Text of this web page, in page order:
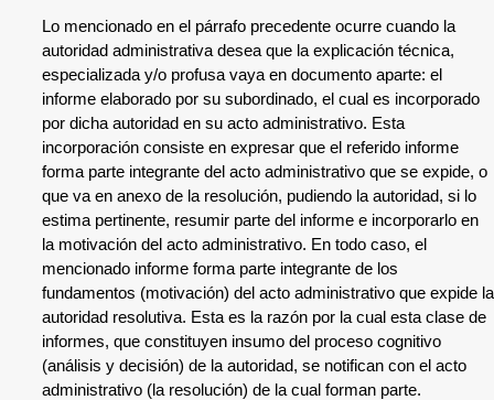
Lo mencionado en el párrafo precedente ocurre cuando la
autoridad administrativa desea que la explicación técnica,
especializada y/o profusa vaya en documento aparte: el
informe elaborado por su subordinado, el cual es incorporado
por dicha autoridad en su acto administrativo. Esta
incorporación consiste en expresar que el referido informe
forma parte integrante del acto administrativo que se expide, o
que va en anexo de la resolución, pudiendo la autoridad, si lo
estima pertinente, resumir parte del informe e incorporarlo en
la motivación del acto administrativo. En todo caso, el
mencionado informe forma parte integrante de los
fundamentos (motivación) del acto administrativo que expide la
autoridad resolutiva. Esta es la razón por la cual esta clase de
informes, que constituyen insumo del proceso cognitivo
(análisis y decisión) de la autoridad, se notifican con el acto
administrativo (la resolución) de la cual forman parte.